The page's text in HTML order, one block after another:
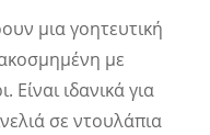
μια γοητευτική
με
ιδανικά για
σε ντουλάπια